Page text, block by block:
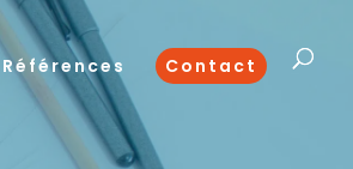
Références Contact